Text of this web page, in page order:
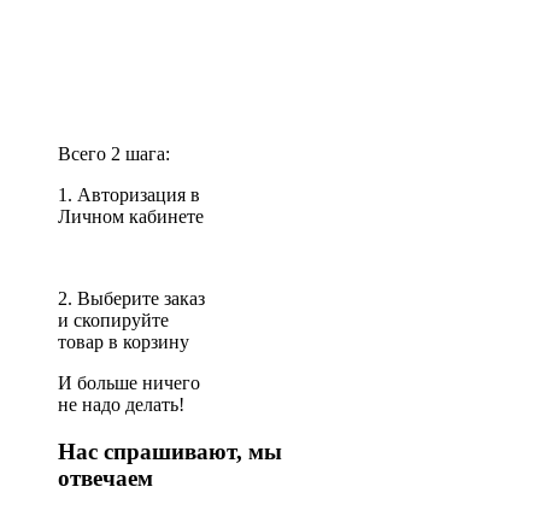
Всего 2 шага:
1. Авторизация в
Личном кабинете
2. Выберите заказ
и скопируйте
товар в корзину
И больше ничего
не надо делать!
Нас спрашивают, мы
отвечаем